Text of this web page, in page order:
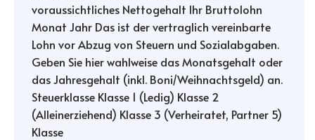
voraussichtliches Nettogehalt Ihr Bruttolohn
Monat Jahr Das ist der vertraglich vereinbarte
Lohn vor Abzug von Steuern und Sozialabgaben.
Geben Sie hier wahlweise das Monatsgehalt oder
das Jahresgehalt (inkl. Boni/Weihnachtsgeld) an.
Steuerklasse Klasse 1 (Ledig) Klasse 2
(Alleinerziehend) Klasse 3 (Verheiratet, Partner 5)
Klasse